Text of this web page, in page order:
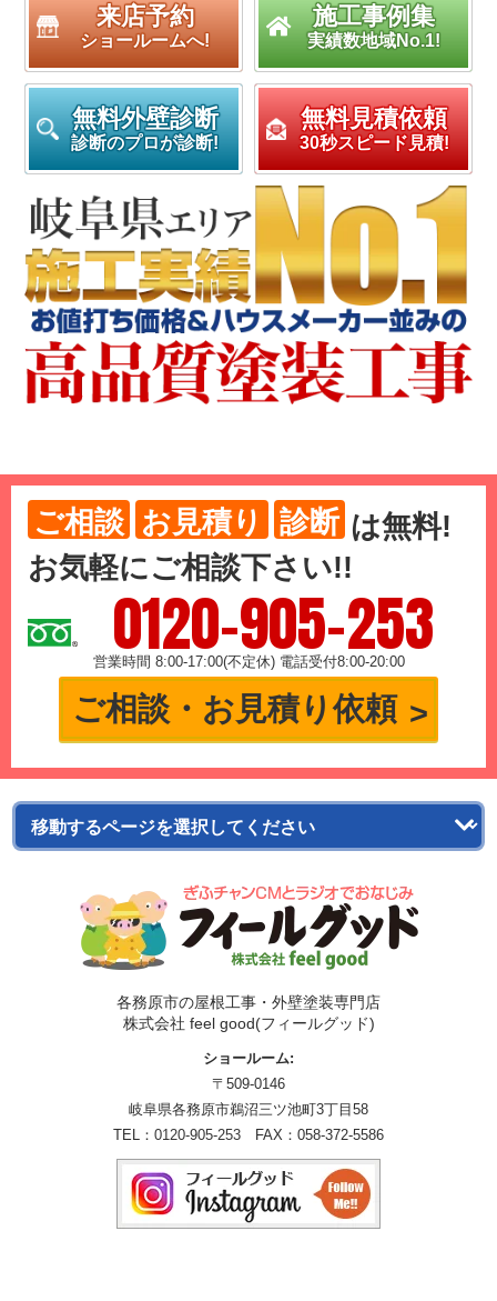
来店予約
ショールームへ!
施工事例集
実績数地域No.1!
無料外壁診断
診断のプロが診断!
無料見積依頼
30秒スピード見積!
ご相談 お見積り 診断 は無料!
お気軽にご相談下さい!!
0120-905-253
営業時間 8:00-17:00(不定休) 電話受付8:00-20:00
ご相談・お見積り依頼
各務原市の屋根工事・外壁塗装専門店
株式会社 feel good(フィールグッド)
ショールーム:
〒509-0146
岐阜県各務原市鵜沼三ツ池町3丁目58
TEL： 0120-905-253 FAX：058-372-5586